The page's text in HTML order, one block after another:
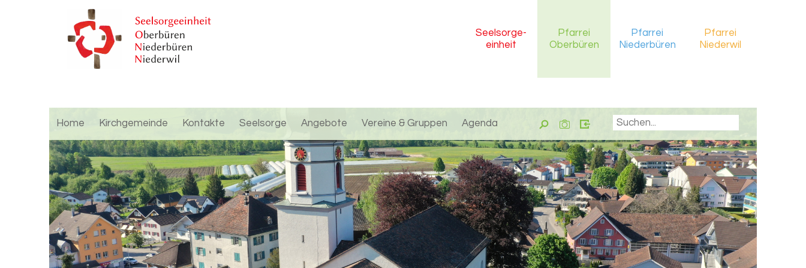
Seelsorge-
einheit
Pfarrei
Oberbüren
Pfarrei
Niederbüren
Pfarrei
Niederwil
Home Kirchgemeinde Kontakte Seelsorge Angebote Vereine & Gruppen Agenda